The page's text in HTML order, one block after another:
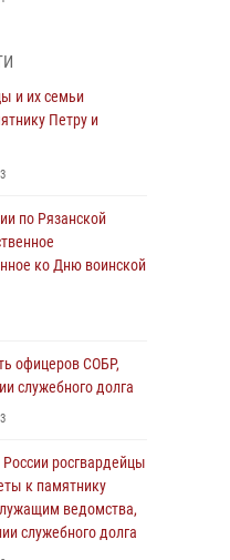
ОМОН житель
гражданства
охраны в эфире
офицеров СОБР,
подвели
2026 года (видео)
и их семьи
Петру и
3
по Рязанской
ко Дню воинской
офицеров СОБР,
служебного долга
3
росгвардейцы
к памятнику
ведомства,
служебного долга